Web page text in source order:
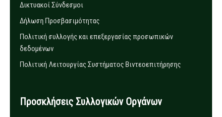
Δικτυακοί Σύνδεσμοι
Δήλωση Προσβασιμότητας
Πολιτική συλλογής και επεξεργασίας προσωπικών
δεδομένων
Πολιτική Λειτουργίας Συστήματος Βιντεοεπιτήρησης
Προσκλήσεις Συλλογικών Οργάνων